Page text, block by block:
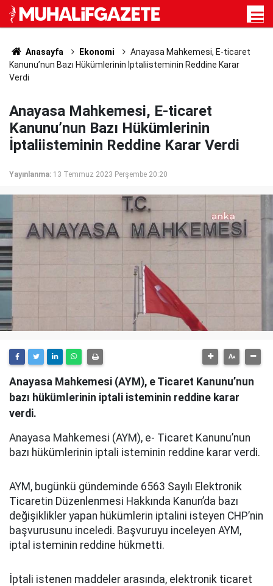
Anasayfa Ekonomi
Anayasa Mahkemesi, E-ticaret
Kanunu’nun Bazı Hükümlerinin İptaliisteminin Reddine Karar
Verdi
Anayasa Mahkemesi, E-ticaret
Kanunu’nun Bazı Hükümlerinin
İptaliisteminin Reddine Karar Verdi
Yayınlanma: 13 Temmuz 2023 Perşembe 20:20
Anayasa Mahkemesi (AYM), e Ticaret Kanunu’nun
bazı hükümlerinin iptali isteminin reddine karar
verdi.
Anayasa Mahkemesi (AYM), e- Ticaret Kanunu’nun
bazı hükümlerinin iptali isteminin reddine karar verdi.
AYM, bugünkü gündeminde 6563 Sayılı Elektronik
Ticaretin Düzenlenmesi Hakkında Kanun’da bazı
değişiklikler yapan hükümlerin iptalini isteyen CHP’nin
başvurusunu inceledi. Başvuruyu inceleyen AYM,
iptal isteminin reddine hükmetti.
İptali istenen maddeler arasında, elektronik ticaret